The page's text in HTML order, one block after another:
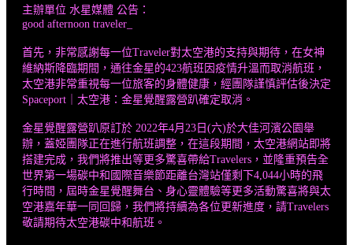
主辦單位 水星媒體 公告：
good afternoon traveler_
首先，非常感謝每一位Traveler對太空港的支持與期待，在女神
維納斯降臨期間，通往金星的423航班因疫情升溫而取消航班，
太空港非常重視每一位旅客的身體健康，經團隊謹慎評估後決定
Spaceport｜太空港：金星覺醒露營趴確定取消。
金星覺醒露營趴原訂於 2022年4月23日(六)於大佳河濱公園舉
辦，蓋婭團隊正在進行航班調整，在這段期間，太空港網站即將
搭建完成，我們將推出等更多驚喜帶給Travelers，並隆重預告全
世界第一場碳中和國際音樂節距離台灣站僅剩下4,044小時的飛
行時間，屆時金星覺醒舞台、身心靈體驗等更多活動驚喜將與太
空港嘉年華一同回歸，我們將持續為各位更新進度，請Travelers
敬請期待太空港碳中和航班。